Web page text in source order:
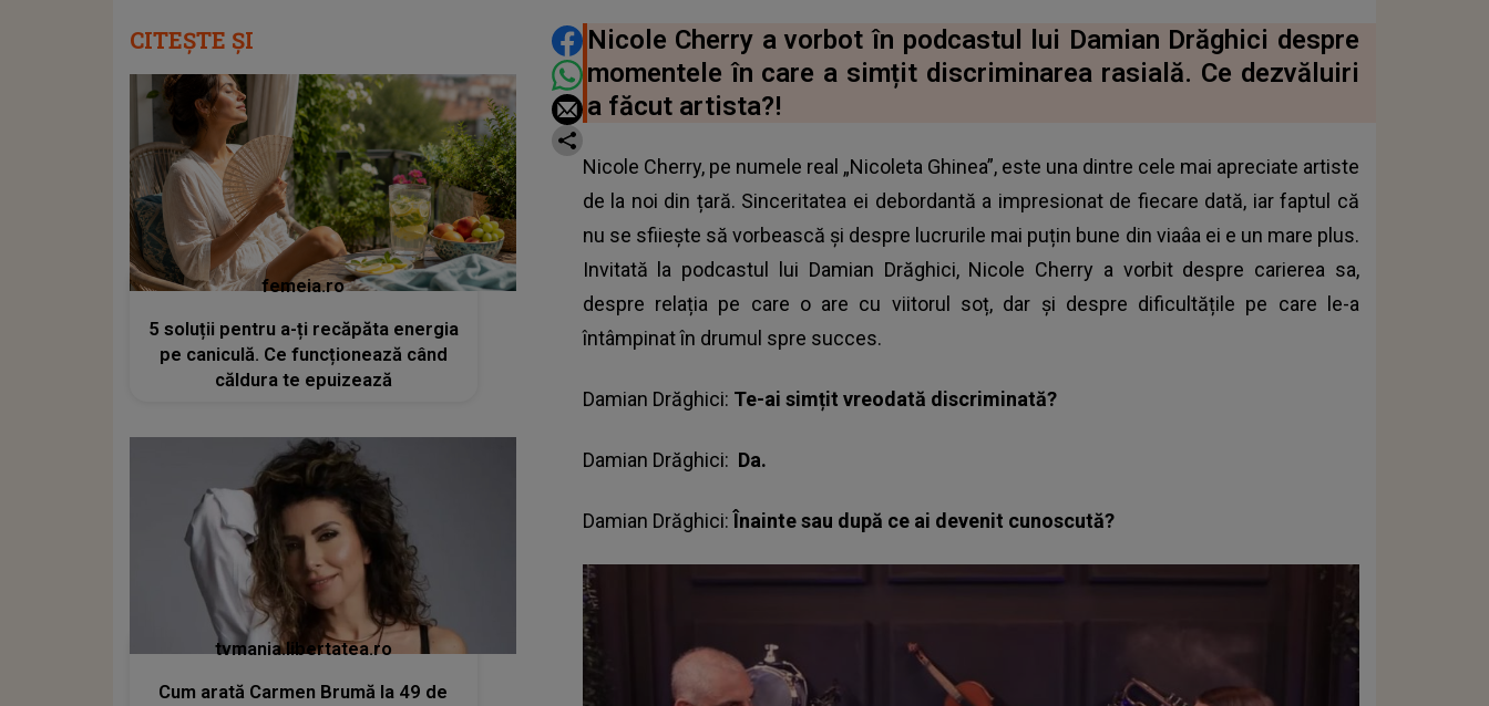
DISTRIBUIE ARTICOLUL
Nicole Cherry a vorbot în podcastul lui Damian Drăghici despre
momentele în care a simțit discriminarea rasială. Ce dezvăluiri
a făcut artista?!
Nicole Cherry, pe numele real „Nicoleta Ghinea”, este una dintre cele mai apreciate artiste
de la noi din țară. Sinceritatea ei debordantă a impresionat de fiecare dată, iar faptul că
nu se sfiiește să vorbească și despre lucrurile mai puțin bune din viaâa ei e un mare plus.
Invitată la podcastul lui Damian Drăghici, Nicole Cherry a vorbit despre carierea sa,
despre relația pe care o are cu viitorul soț, dar și despre dificultățile pe care le-a
întâmpinat în drumul spre succes.
Damian Drăghici: Te-ai simțit vreodată discriminată?
Damian Drăghici: Da.
Damian Drăghici:Înainte sau după ce ai devenit cunoscută?
CITEȘTE ȘI
femeia.ro
5 soluții pentru a-ți recăpăta energia
pe caniculă. Ce funcționează când
căldura te epuizează
tvmania.libertatea.ro
Cum arată Carmen Brumă la 49 de